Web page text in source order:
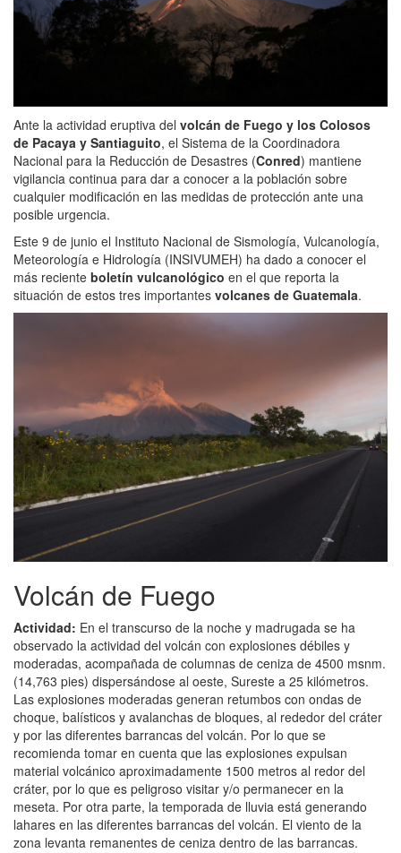
Ante la actividad eruptiva del volcán de Fuego y los Colosos
de Pacaya y Santiaguito, el Sistema de la Coordinadora
Nacional para la Reducción de Desastres (Conred) mantiene
vigilancia continua para dar a conocer a la población sobre
cualquier modificación en las medidas de protección ante una
posible urgencia.
Este 9 de junio el Instituto Nacional de Sismología, Vulcanología,
Meteorología e Hidrología (INSIVUMEH) ha dado a conocer el
más reciente boletín vulcanológico en el que reporta la
situación de estos tres importantes volcanes de Guatemala.
Volcán de Fuego
Actividad: En el transcurso de la noche y madrugada se ha
observado la actividad del volcán con explosiones débiles y
moderadas, acompañada de columnas de ceniza de 4500 msnm.
(14,763 pies) dispersándose al oeste, Sureste a 25 kilómetros.
Las explosiones moderadas generan retumbos con ondas de
choque, balísticos y avalanchas de bloques, al rededor del cráter
y por las diferentes barrancas del volcán. Por lo que se
recomienda tomar en cuenta que las explosiones expulsan
material volcánico aproximadamente 1500 metros al redor del
cráter, por lo que es peligroso visitar y/o permanecer en la
meseta. Por otra parte, la temporada de lluvia está generando
lahares en las diferentes barrancas del volcán. El viento de la
zona levanta remanentes de ceniza dentro de las barrancas.